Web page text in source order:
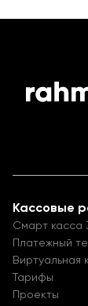
Кассовые
Смарт касса
Платежный
Виртуальная
Тарифы
Проекты